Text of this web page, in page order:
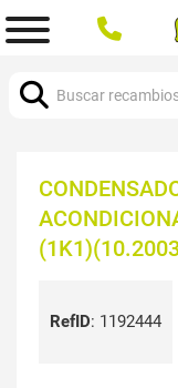
RefID: 1192444